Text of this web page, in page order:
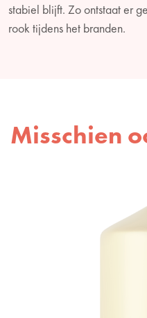
stabiel blijft. Zo ontstaat er
rook tijdens het branden.
Misschien